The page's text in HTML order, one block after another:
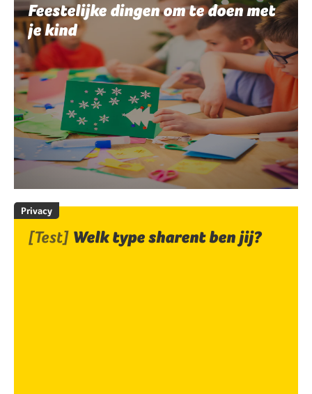
Feestelijke dingen om te doen met
je kind
Privacy
[Test] Welk type sharent ben jij?